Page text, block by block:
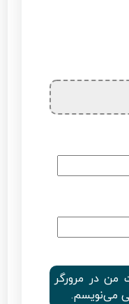
من در مرورگر
می‌نویسم.